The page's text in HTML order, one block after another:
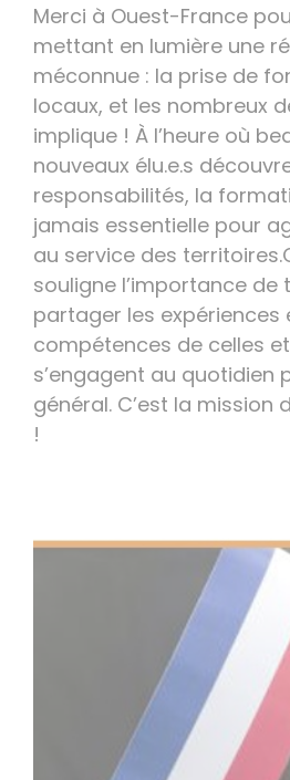
Merci à Ouest-France
mettant en lumière une
méconnue : la prise de
locaux, et les nombreux
implique ! À l’heure où
nouveaux élu.e.s
responsabilités, la
jamais essentielle pour
au service des
souligne l’importance de
partager les expériences
compétences de celles
s’engagent au quotidien
général. C’est la mission
!